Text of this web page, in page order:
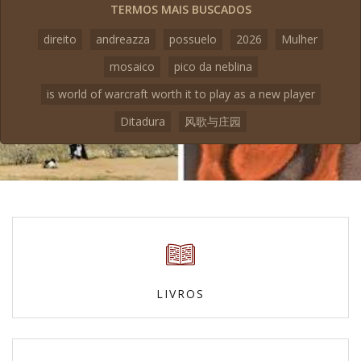
TERMOS MAIS BUSCADOS
direito
andreazza possuelo 2026
Mulher
mosaico
pico da neblina
is world of warcraft worth it to play as a new player
Ditadura
风歌与庄园
LIVROS